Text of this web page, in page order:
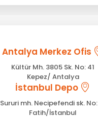
Antalya Merkez Ofis
Kültür Mh. 3805 Sk. No: 41
Kepez/ Antalya
İstanbul Depo
Sururi mh. Necipefendi sk. No:
Fatih/İstanbul